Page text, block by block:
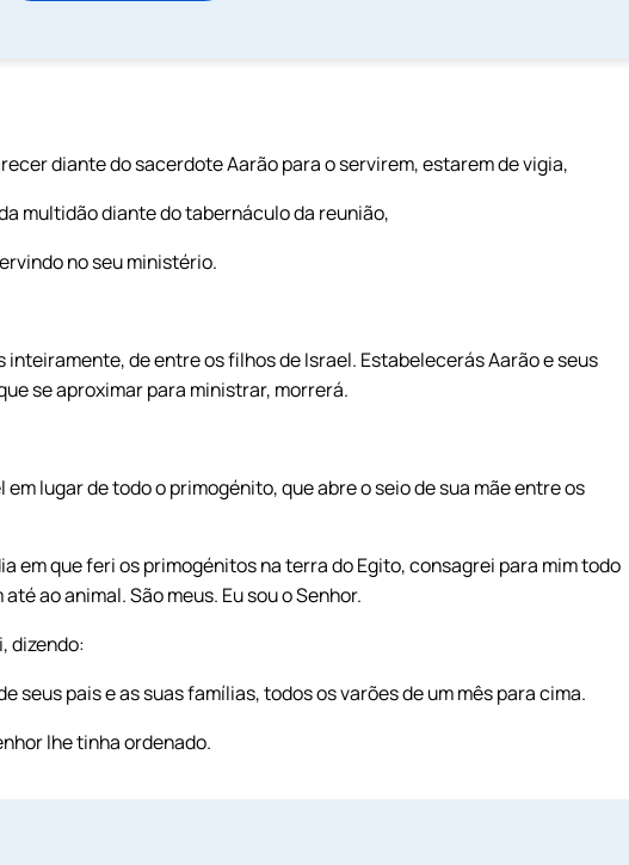
diante do sacerdote Aarão para o servirem, estarem de vigia,
multidão diante do tabernáculo da reunião,
no seu ministério.
inteiramente, de entre os filhos de Israel. Estabelecerás Aarão e seus
se aproximar para ministrar, morrerá.
lugar de todo o primogénito, que abre o seio de sua mãe entre os
em que feri os primogénitos na terra do Egito, consagrei para mim todo
ao animal. São meus. Eu sou o Senhor.
dizendo:
seus pais e as suas famílias, todos os varões de um mês para cima.
lhe tinha ordenado.